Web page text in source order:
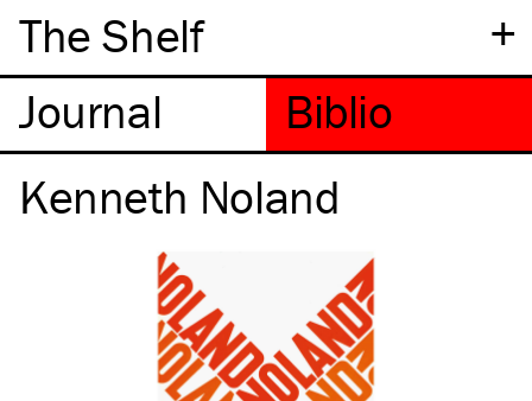
+
The Shelf
Kenneth Noland